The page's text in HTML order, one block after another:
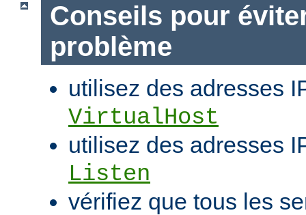
Conseils pour
problème
utilisez des adresses
VirtualHost
utilisez des adresses
Listen
vérifiez que tous les